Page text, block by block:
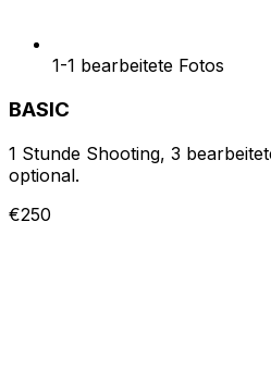
1-1 bearbeitete Fotos
BASIC
1 Stunde Shooting, 3
optional.
€250